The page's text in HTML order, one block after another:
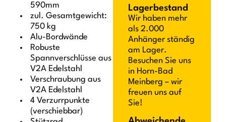
590mm
zul. Gesamtgewicht:
750 kg
Alu-Bordwände
Robuste
Spannverschlüsse aus
V2A Edelstahl
Verschraubung aus
V2A Edelstahl
4 Verzurrpunkte
(verschiebbar)
Lagerbestand
Wir haben mehr
als 2.000
Anhänger ständig
am Lager.
Besuchen Sie uns
in Horn-Bad
Meinberg – wir
freuen uns auf
Sie!